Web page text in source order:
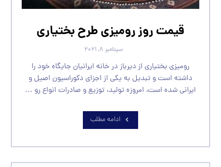
قیمت روز رومیزی طرح بختیاری
سپتامبر ۸, ۲۰۲۱
رومیزی بختیاری از دیرباز در خانه ایرانیان جایگاه خود را
داشته است و تبدیل به یکی از اجزای دکوراسیون اصیل و
ایرانی شده است، امروزه تولید، توزیع و صادرات انواع رو ...
ادامه مطلب